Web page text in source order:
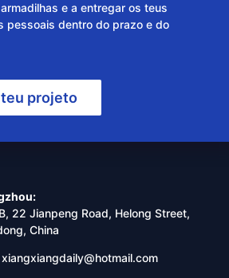
e a entregar os teus
pessoais dentro do prazo e do
teu projeto
22 Jianpeng Road, Helong Street,
China
xiangxiangdaily@hotmail.com